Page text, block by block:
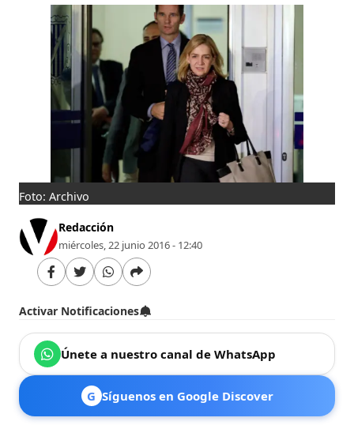
Foto: Archivo
Redacción
miércoles, 22 junio 2016 - 12:40
Activar Notificaciones
Únete a nuestro canal de WhatsApp
G Síguenos en Google Discover